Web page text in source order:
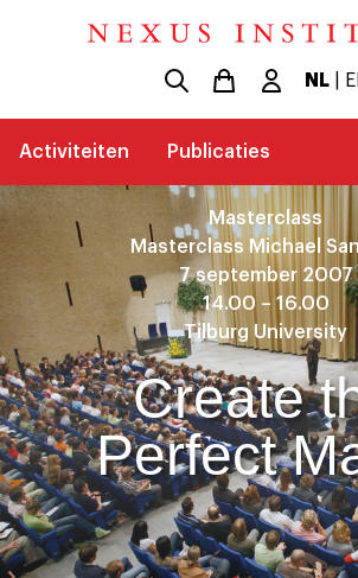
NL|
Activiteiten Publicaties
Masterclass
Masterclass Michael
7 september 2007
14.00 – 16.00
Tilburg University
Create
Perfect